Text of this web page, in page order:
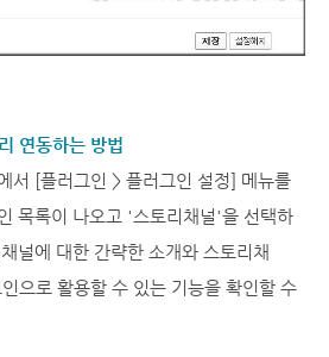
연동하는 방법
서 [플러그인 > 플러그인 설정] 메뉴를
목록이 나오고 '스토리채널'을 선택하
널에 대한 간략한 소개와 스토리채
으로 활용할 수 있는 기능을 확인할 수